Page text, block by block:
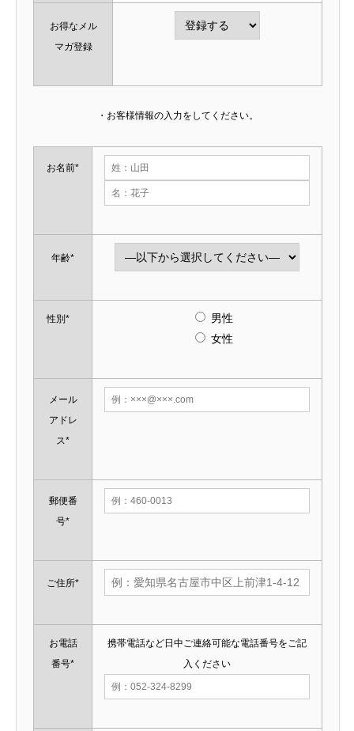
お得なメル
マガ登録
・お客様情報の入力をしてください。
お名前*
年齢*
性別*
男性
女性
メール
アドレ
ス*
郵便番
号*
ご住所*
お電話
番号*
携帯電話など日中ご連絡可能な電話番号をご記
入ください